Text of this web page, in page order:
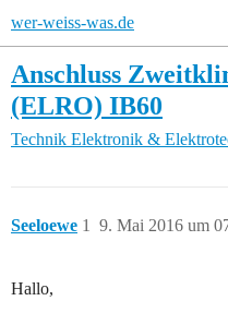
wer-weiss-was.de
Anschluss
(ELRO) IB60
Technik Elektronik &
Seeloewe 9. Mai 2016 um
1
Hallo,